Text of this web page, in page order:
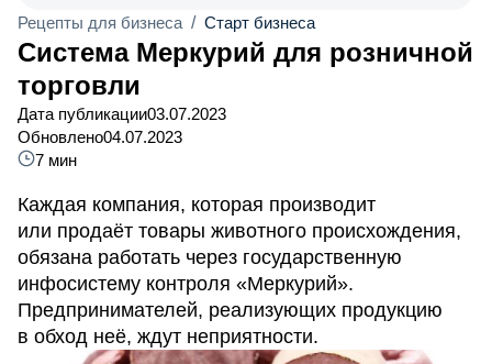
Рецепты для бизнеса / Старт бизнеса
Система Меркурий для розничной
торговли
Дата публикации03.07.2023
Обновлено04.07.2023
7 мин
Каждая компания, которая производит
или продаёт товары животного происхождения,
обязана работать через государственную
инфосистему контроля «Меркурий».
Предпринимателей, реализующих продукцию
в обход неё, ждут неприятности.